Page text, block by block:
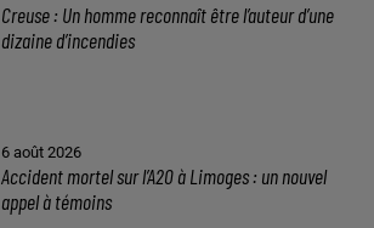
Creuse : Un homme reconnaît être l’auteur d’une
dizaine d’incendies
6 août 2026
Accident mortel sur l’A20 à Limoges : un nouvel
appel à témoins